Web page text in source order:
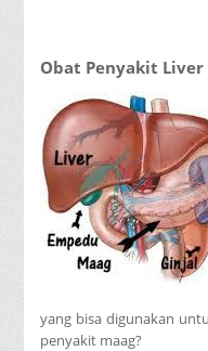
Obat Penyakit Liver
yang bisa digunakan
penyakit maag?